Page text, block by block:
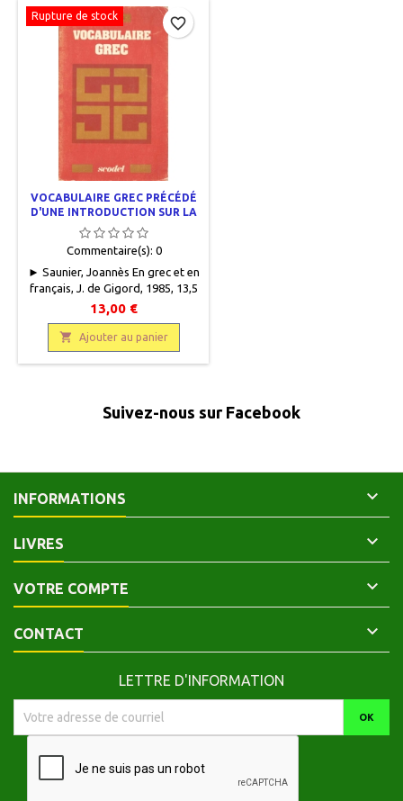
Rupture de stock
VOCABULAIRE GREC PRÉCÉDÉ
D'UNE INTRODUCTION SUR LA
FORMATION DES MOTS
Commentaire(s): 0
► Saunier, Joannès En grec et en
français, J. de Gigord, 1985, 13,5
x 21, IX + 209 pages, broché,
occasion. Couverture défraîchie.
Bon état
intérieur,9782091101675
13,00 €
 Ajouter au panier
favorite_border
Suivez-nous sur Facebook
INFORMATIONS 
LIVRES 
VOTRE COMPTE 
CONTACT 
LETTRE D'INFORMATION